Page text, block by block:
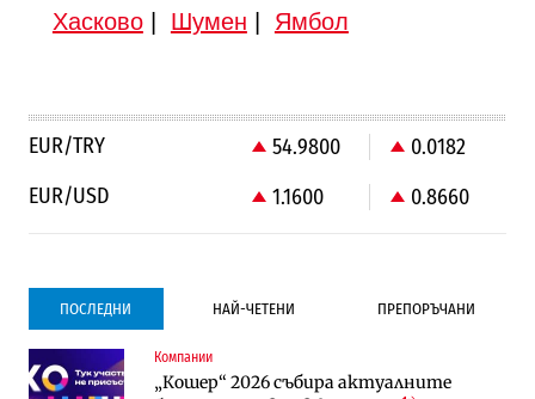
Хасково| Шумен Ямбол
EUR/TRY 54.9800
0.0182
EUR/USD
1.1600 0.8660
ПОСЛЕДНИ НАЙ-ЧЕТЕНИ ПРЕПОРЪЧАНИ
Компании
„Кошер“ 2026 събира актуалните
Градоустройство
Столична община избра изпълнител за
Компании
Vivacom предлага над 150 устройства с